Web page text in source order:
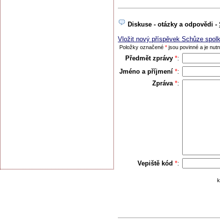
Diskuse - otázky a odpovědi -
Vložit nový příspěvek Schůze
Položky označené * jsou povinné a je
Předmět zprávy *:
Jméno a příjmení *:
Zpráva *:
Vepiště kód *: